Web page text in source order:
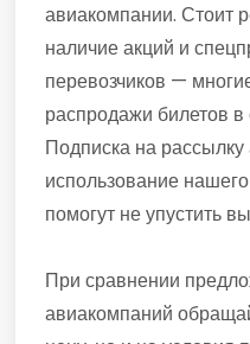
авиакомпании. Стоит
наличие акций и
перевозчиков —
распродажи билетов
Подписка на
использование
помогут не упустить
При сравнении
авиакомпаний